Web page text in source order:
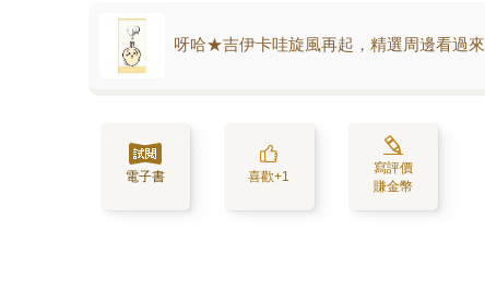
呀哈★吉伊卡哇旋風再起，精選周邊看過來
電子書 喜歡+1
寫評價
賺金幣